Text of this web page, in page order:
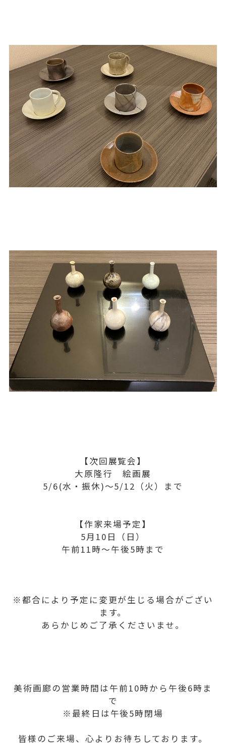
【次回展覧会】
大原隆行 絵画展
5/6(水・振休)～5/12（火）まで
【作家来場予定】
5月10日（日）
午前11時～午後5時まで
※都合により予定に変更が生じる場合がござい
ます。
あらかじめご了承くださいませ。
美術画廊の営業時間は午前10時から午後6時ま
で
※最終日は午後5時閉場
皆様のご来場、心よりお待ちしております。